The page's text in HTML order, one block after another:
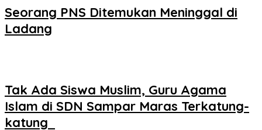
Seorang PNS Ditemukan Meninggal di
Ladang
Tak Ada Siswa Muslim, Guru Agama
Islam di SDN Sampar Maras Terkatung-
katung ‎